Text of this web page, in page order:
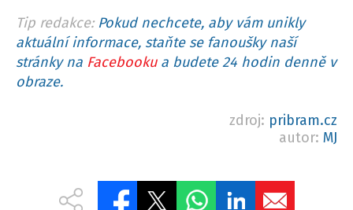
Tip redakce: Pokud nechcete, aby vám unikly
aktuální informace, staňte se fanoušky naší
stránky na Facebookua budete 24 hodin denně v
obraze.
zdroj: pribram.cz
autor: MJ